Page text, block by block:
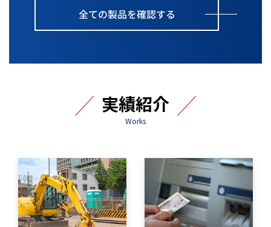
実績紹介
Works